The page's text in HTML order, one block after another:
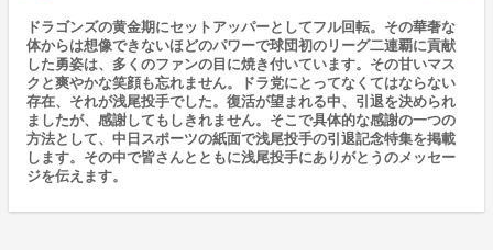
ドラゴンズの黄金期にセットアッパーとしてフル回転。その華奢な
体からは想像できないほどのパワーで球団初のリーグ二連覇に貢献
した勇姿は、多くのファンの目に焼き付いています。その甘いマス
クと爽やかな笑顔も忘れません。ドラ党にとってなくてはならない
存在、それが浅尾投手でした。復活が望まれる中、引退を決められ
ましたが、感謝してもしきれません。そこで具体的な感謝の一つの
方法として、中日スポーツの紙面で浅尾投手の引退記念特集を掲載
します。その中で皆さんとともに浅尾投手にありがとうのメッセー
ジを伝えます。